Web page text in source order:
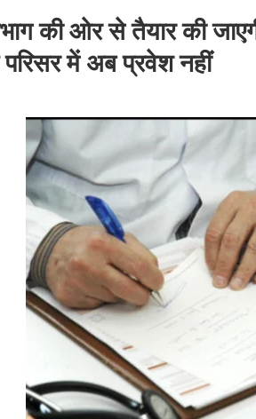
की ओर से तैयार की
परिसर में अब प्रवेश नहीं